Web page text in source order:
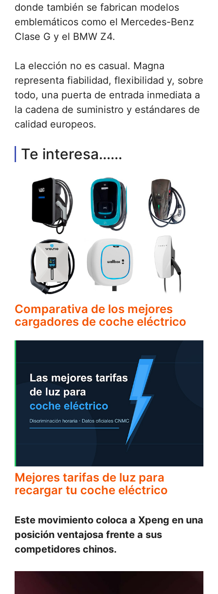
donde también se fabrican modelos
emblemáticos como el Mercedes-Benz
Clase G y el BMW Z4.
La elección no es casual. Magna
representa fiabilidad, flexibilidad y, sobre
todo, una puerta de entrada inmediata a
la cadena de suministro y estándares de
calidad europeos.
Te interesa......
Comparativa de los mejores
cargadores de coche eléctrico
Mejores tarifas de luz para
recargar tu coche eléctrico
Este movimiento coloca a Xpeng en una
posición ventajosa frente a sus
competidores chinos.